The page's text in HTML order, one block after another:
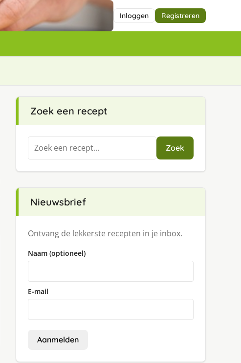
Inloggen Registreren
Zoek een recept
Zoeken
naar:
Zoek
Nieuwsbrief
Ontvang de lekkerste recepten in je inbox.
Naam (optioneel)
E-mail
Aanmelden